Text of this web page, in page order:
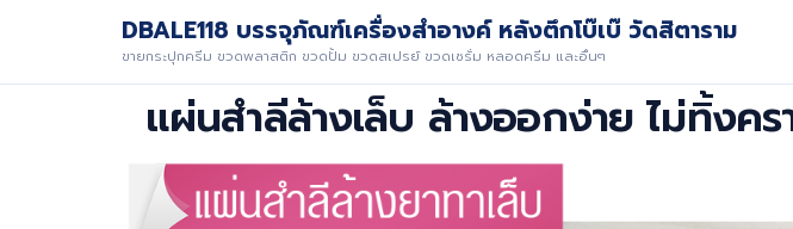
DBALE118 บรรจุภัณฑ์เครื่องสำอางค์ หลังตึกโบ๊เบ๊ วัดสิตาราม
ขายกระปุกครีม ขวดพลาสติก ขวดปั้ม ขวดสเปรย์ ขวดเซรั่ม หลอดครีม และอื่นๆ
แผ่นสำลีล้างเล็บ ล้างออกง่าย ไม่ทิ้งค